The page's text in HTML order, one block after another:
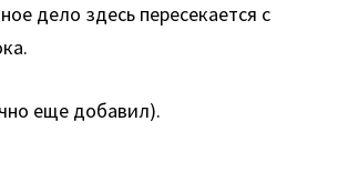
дело здесь пересекается с
еще добавил).